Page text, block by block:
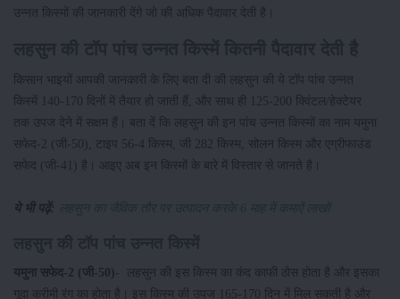
उन्नत किस्मों की जानकारी देंगे जो की अधिक पैदावार देती है।
किसान भाइयों आपकी जानकारी के लिए बता दी की लहसुन की ये टॉप पांच उन्नत
किस्में 140-170 दिनों में तैयार हो जाती हैं, और साथ ही 125-200 क्विंटल/हेक्टेयर
तक उपज देने में सक्षम हैं। बता दें कि लहसुन की इन पांच उन्नत किस्मों का नाम यमुना
सफेद-2 (जी-50), टाइप 56-4 किस्म, जी 282 किस्म, सोलन किस्म और एग्रीफाउंड
सफेद (जी-41) है। आइए अब इन किस्मों के बारे में विस्तार से जानते है।
ये भी पढ़ें: लहसुन का जैविक तौर पर उत्पादन करके 6 माह में कमाऐं लाखों
यमुना सफेद-2 (जी-50)-
लहसुन की इस किस्म का कंद काफी ठोस होता है और इसका
गूदा क्रीमी रंग का होता है। इस किस्म की उपज 165-170 दिन में मिल सकती है और